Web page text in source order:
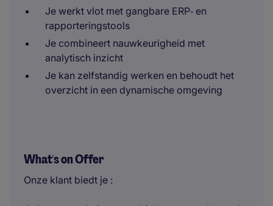
Je werkt vlot met gangbare ERP‑ en
rapporteringstools
Je combineert nauwkeurigheid met
analytisch inzicht
Je kan zelfstandig werken en behoudt het
overzicht in een dynamische omgeving
What's on Offer
Onze klant biedt je :